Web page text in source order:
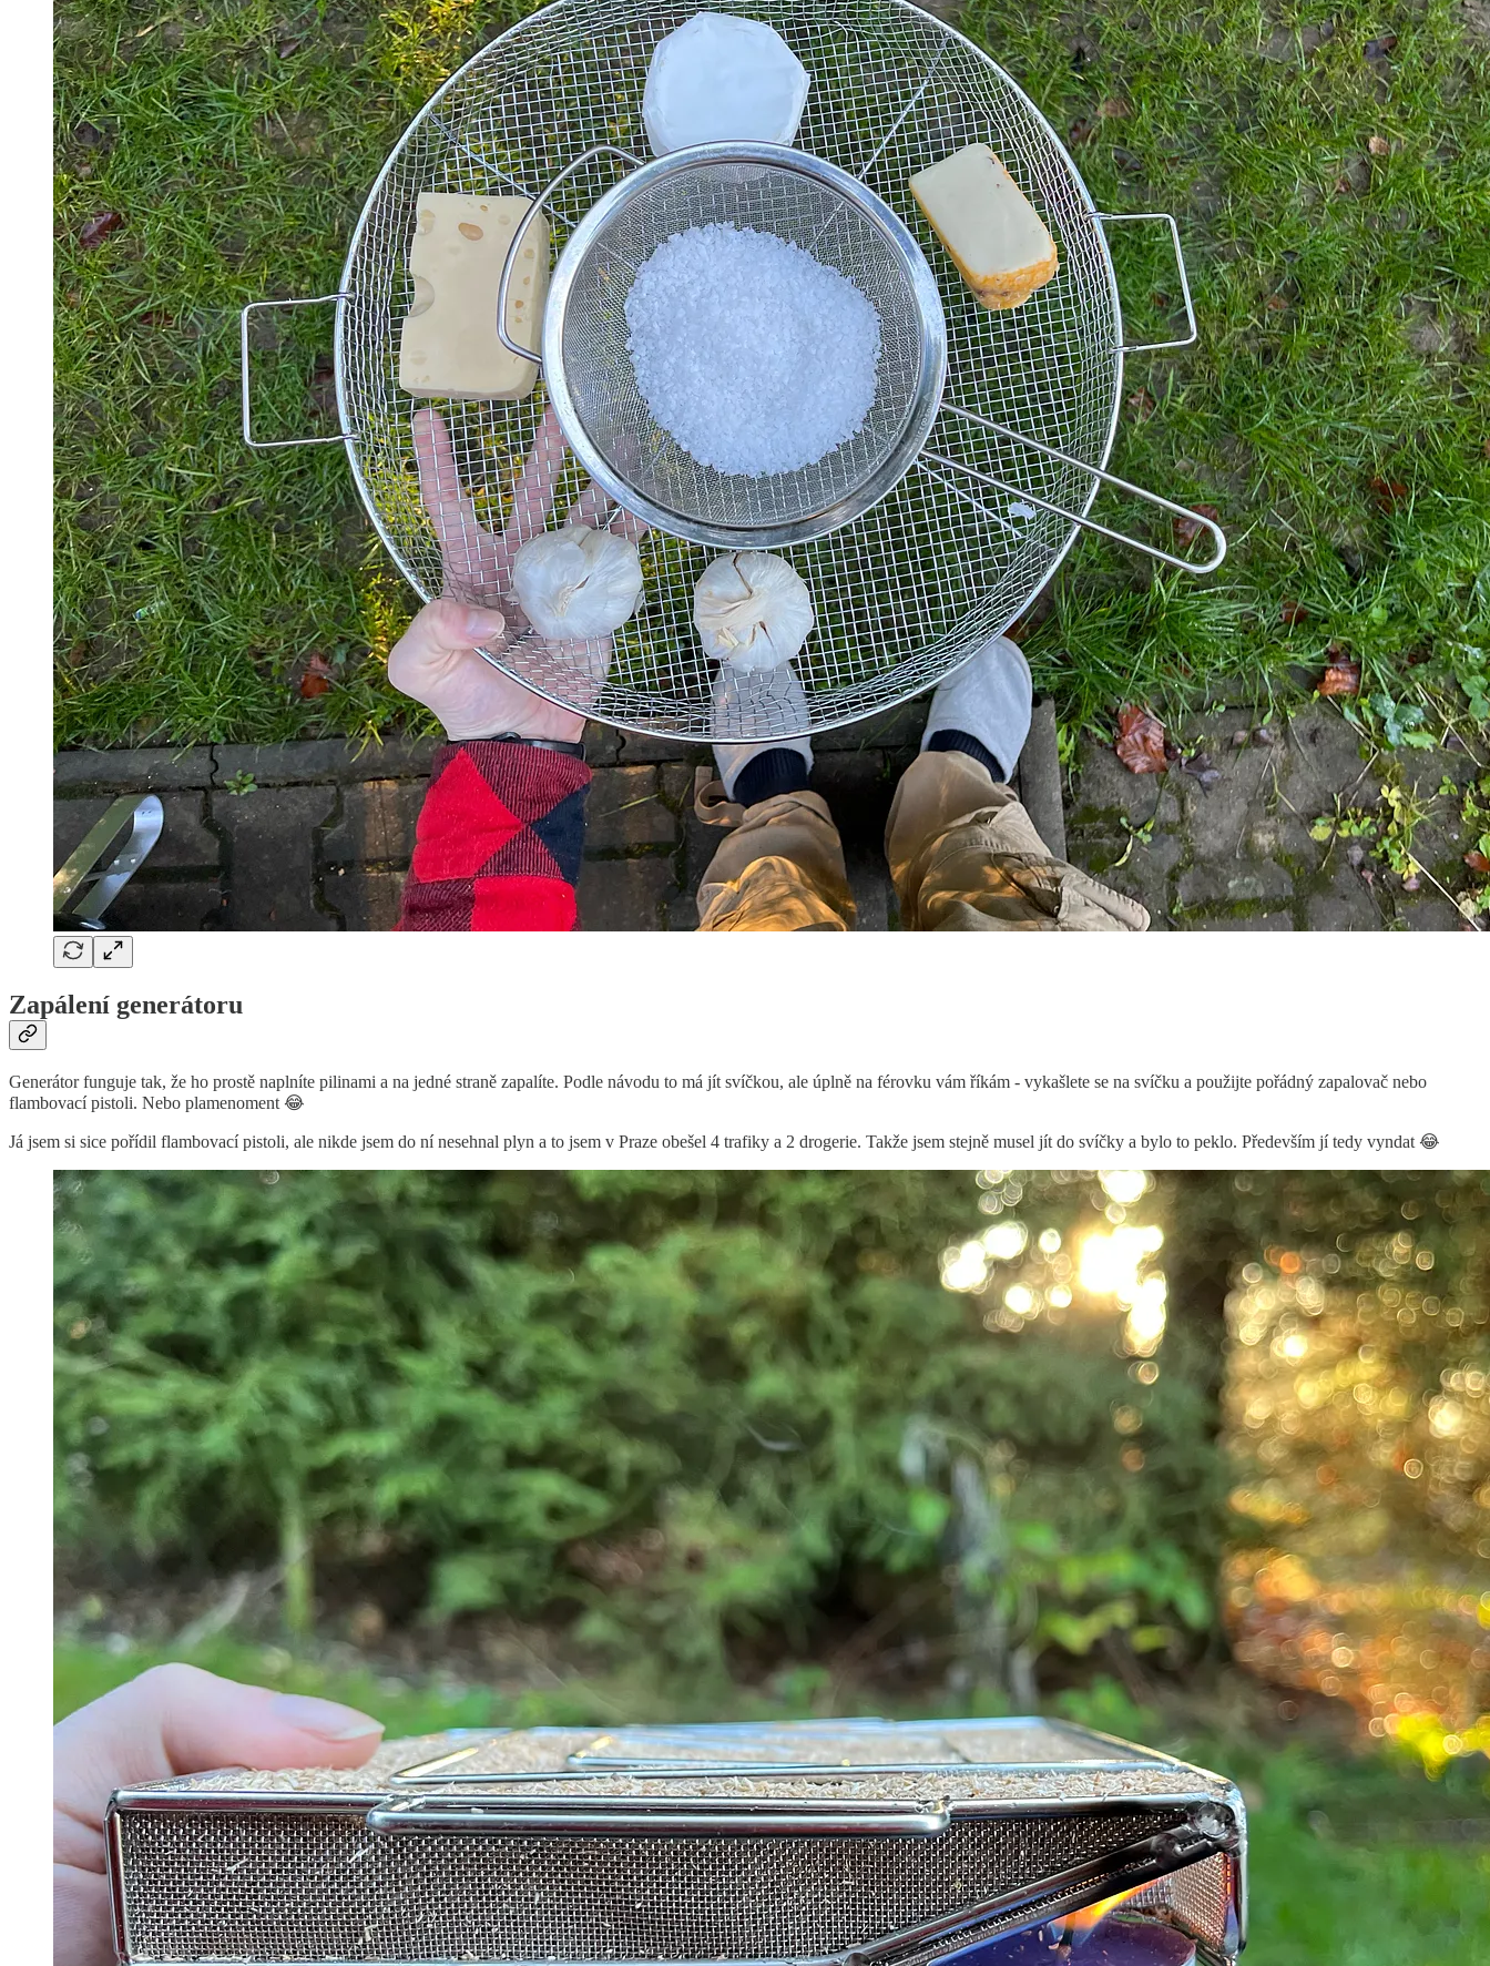
Zapálení generátoru
Generátor funguje tak, že ho prostě naplníte pilinami a na jedné straně zapalíte. Podle návodu to má jít svíčkou, ale úplně na férovku vám říkám - vykašlete se na svíčku a použijte pořádný zapalovač nebo
flambovací pistoli. Nebo plamenoment 😂
Já jsem si sice pořídil flambovací pistoli, ale nikde jsem do ní nesehnal plyn a to jsem v Praze obešel 4 trafiky a 2 drogerie. Takže jsem stejně musel jít do svíčky a bylo to peklo. Především jí tedy vyndat 😂